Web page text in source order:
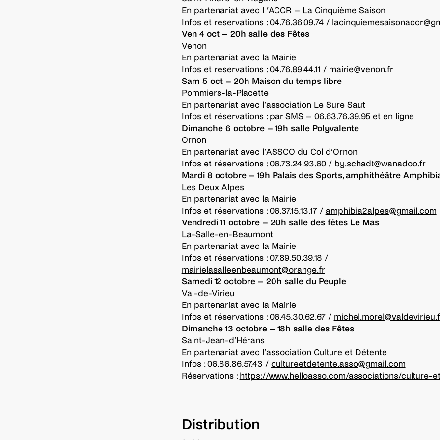
En partenariat avec l ’ACCR – La Cinquième Saison
Infos et reservations : 04.76.36.09.74 /
Ven 4 oct – 20h salle des Fêtes
Venon
En partenariat avec la Mairie
Infos et reservations : 04.76.89.44.11 / mairie@venon.fr
Sam 5 oct – 20h Maison du temps libre
Pommiers-la-Placette
En partenariat avec l’association Le Sure Saut
Infos et réservations : par SMS – 06.63.76.39.95 et en ligne
Dimanche 6 octobre – 19h salle Polyvalente
Ornon
En partenariat avec l’ASSCO du Col d’Ornon
Infos et réservations : 06.73.24.93.60 / by.schadt@wanadoo.fr
Mardi 8 octobre – 19h Palais des Sports, amphithéâtre
Les Deux Alpes
En partenariat avec la Mairie
Infos et réservations : 06.37.15.13.17 / amphibia2alpes@gmail.com
Vendredi 11 octobre – 20h salle des fêtes Le Mas
La-Salle-en-Beaumont
En partenariat avec la Mairie
Infos et réservations : 07.89.50.39.18 /
mairielasalleenbeaumont@orange.fr
Samedi 12 octobre – 20h salle du Peuple
Val-de-Virieu
En partenariat avec la Mairie
Infos et réservations : 06.45.30.62.67 /
Dimanche 13 octobre – 18h salle des Fêtes
Saint-Jean-d’Hérans
En partenariat avec l’association Culture et Détente
Infos : 06.86.86.57.43 / cultureetdetente.asso@gmail.com
Réservations : https://www.helloasso.com/associations/culture-
Distribution